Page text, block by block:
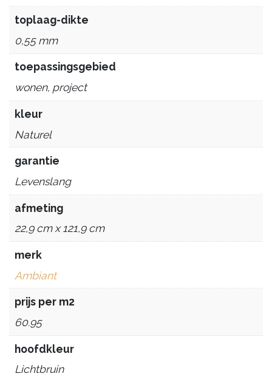
toplaag-dikte
0,55 mm
toepassingsgebied
wonen, project
kleur
Naturel
garantie
Levenslang
afmeting
22,9 cm x 121,9 cm
merk
Ambiant
prijs per m2
60.95
hoofdkleur
Lichtbruin